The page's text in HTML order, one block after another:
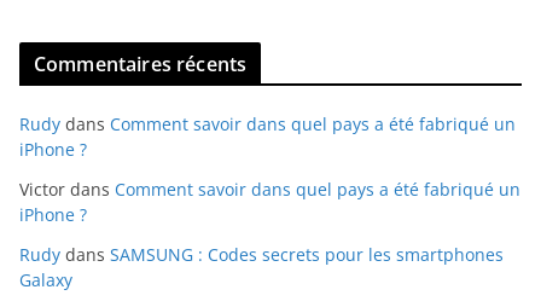
Commentaires récents
Rudy dans Comment savoir dans quel pays a été fabriqué un
iPhone ?
Victor dans Comment savoir dans quel pays a été fabriqué un
iPhone ?
Rudy dans SAMSUNG : Codes secrets pour les smartphones
Galaxy